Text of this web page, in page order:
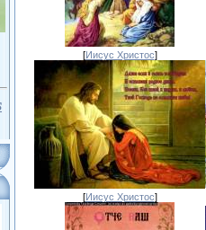
[Иисус Христос]
[Иисус Христос]